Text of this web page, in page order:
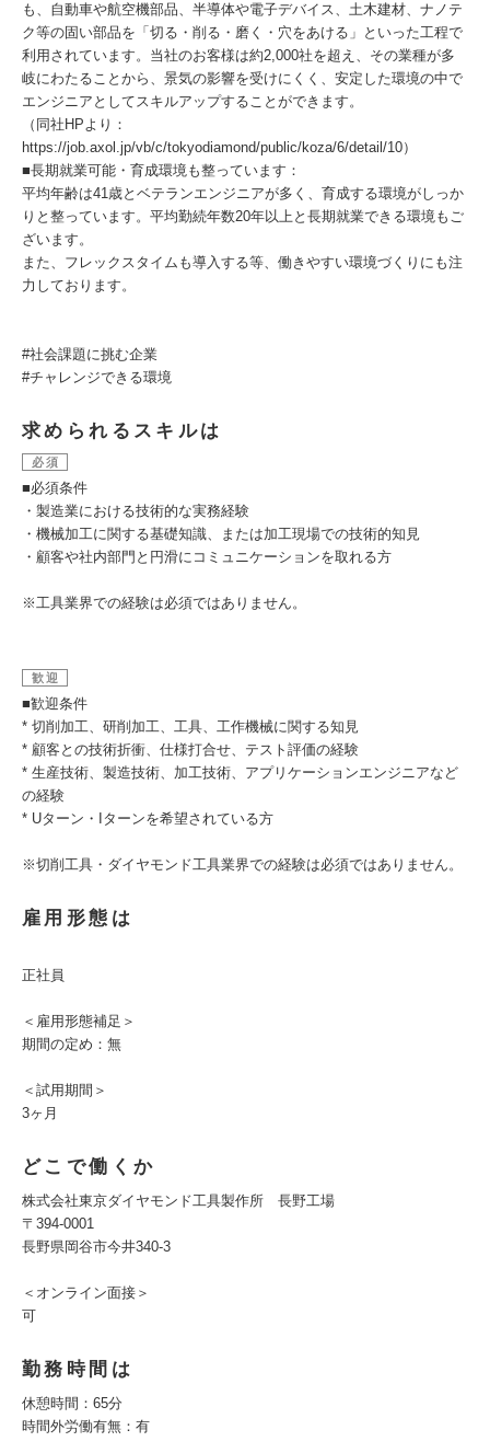
も、自動車や航空機部品、半導体や電子デバイス、土木建材、ナノテ
ク等の固い部品を「切る・削る・磨く・穴をあける」といった工程で
利用されています。当社のお客様は約2,000社を超え、その業種が多
岐にわたることから、景気の影響を受けにくく、安定した環境の中で
エンジニアとしてスキルアップすることができます。
（同社HPより：
https://job.axol.jp/vb/c/tokyodiamond/public/koza/6/detail/10）
■長期就業可能・育成環境も整っています：
平均年齢は41歳とベテランエンジニアが多く、育成する環境がしっか
りと整っています。平均勤続年数20年以上と長期就業できる環境もご
ざいます。
また、フレックスタイムも導入する等、働きやすい環境づくりにも注
力しております。
#社会課題に挑む企業
#チャレンジできる環境
求められるスキルは
必須
■必須条件
・製造業における技術的な実務経験
・機械加工に関する基礎知識、または加工現場での技術的知見
・顧客や社内部門と円滑にコミュニケーションを取れる方
※工具業界での経験は必須ではありません。
歓迎
■歓迎条件
* 切削加工、研削加工、工具、工作機械に関する知見
* 顧客との技術折衝、仕様打合せ、テスト評価の経験
* 生産技術、製造技術、加工技術、アプリケーションエンジニアなど
の経験
* Uターン・Iターンを希望されている方
※切削工具・ダイヤモンド工具業界での経験は必須ではありません。
雇用形態は
正社員
＜雇用形態補足＞
期間の定め：無
＜試用期間＞
3ヶ月
どこで働くか
株式会社東京ダイヤモンド工具製作所 長野工場
〒394-0001
長野県岡谷市今井340-3
＜オンライン面接＞
可
勤務時間は
休憩時間：65分
時間外労働有無：有